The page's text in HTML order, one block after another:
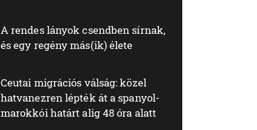
A rendes lányok csendben sírnak,
és egy regény más(ik) élete
Ceutai migrációs válság: közel
hatvanezren lépték át a spanyol-
marokkói határt alig 48 óra alatt